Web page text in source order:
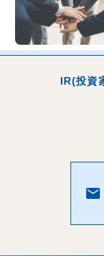
IR(投資
email